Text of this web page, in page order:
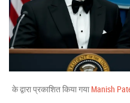
के द्वारा प्रकाशित किया गया Manish